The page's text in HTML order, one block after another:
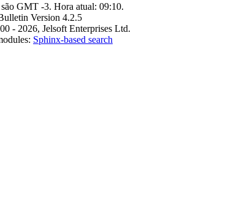
GMT -3. Hora atual: 09:10.
Version 4.2.5
- 2026, Jelsoft Enterprises Ltd.
Sphinx-based search